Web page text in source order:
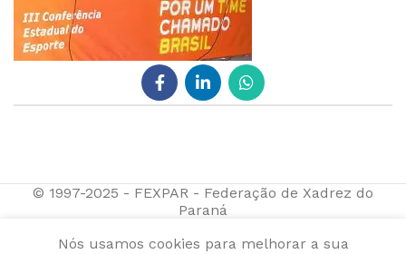
© 1997-2025 - FEXPAR - Federação de Xadrez do
Paraná
Nós usamos cookies para melhorar a sua